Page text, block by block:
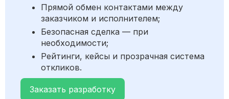
Прямой обмен контактами между
заказчиком и исполнителем;
Безопасная сделка — при
необходимости;
Рейтинги, кейсы и прозрачная система
откликов.
Заказать разработку